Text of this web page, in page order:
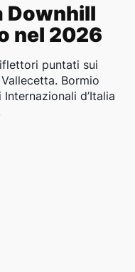
Downhill
nel 2026
puntati sui
Bormio
d’Italia